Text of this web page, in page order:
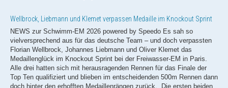
Wellbrock, Liebmann und Klemet verpassen Medaille im Knockout Sprint
NEWS zur Schwimm-EM 2026 powered by Speedo Es sah so
vielversprechend aus für das deutsche Team – und doch verpassten
Florian Wellbrock, Johannes Liebmann und Oliver Klemet das
Medaillenglück im Knockout Sprint bei der Freiwasser-EM in Paris.
Alle drei hatten sich mit herausragenden Rennen für das Finale der
Top Ten qualifiziert und blieben im entscheidenden 500m Rennen dann
doch hinter den erhofften Medaillenrängen zurück. Die ersten beiden